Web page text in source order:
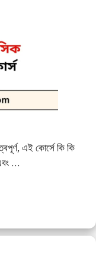
এই কোর্সে কি কি
…